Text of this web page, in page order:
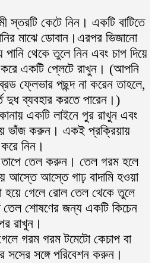
স্তরটি কেটে নিন। একটি বাটিতে
মাঝে ডোবান।এরপর ভিজানো
পানি থেকে তুলে নিন এবং চাপ দিয়ে
করে একটি প্লেটে রাখুন। (আপনি
ফ্লেভার পছন্দ না করেন তাহলে,
দুধ ব্যবহার করতে পারেন।)
একটি লাইনে পুর রাখুন এবং
ভাঁজ করুন। একই প্রক্রিয়ায়
নিন।
তাপে তেল করুন। তেল গরম হলে
আস্তে আস্তে গাঢ় বাদামি হওয়া
হয়ে গেলে রোল তেল থেকে তুলে
শোষণের জন্য একটি কিচেন
রাখুন।
গরম গরম টমেটো কেচাপ বা
সঙ্গে পরিবেশন করুন।